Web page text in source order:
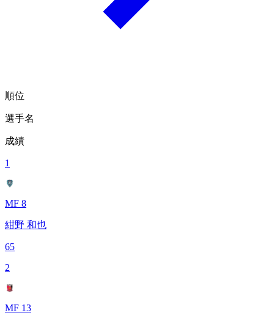
順位
選手名
成績
1
MF 8
紺野 和也
65
2
MF 13